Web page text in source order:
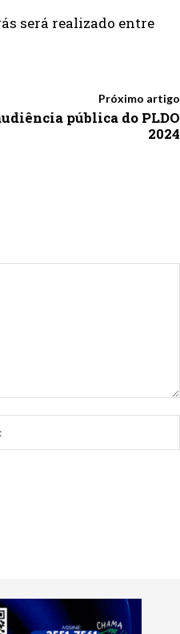
será realizado entre
Próximo artigo
pública do PLDO
2024